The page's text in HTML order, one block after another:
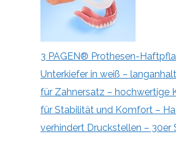
3 PAGEN® Prothesen-
Unterkiefer in weiß –
für Zahnersatz – hochwertige
für Stabilität und Komfort –
verhindert Druckstellen – 30er